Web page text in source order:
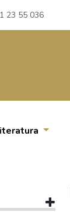
23 55 036